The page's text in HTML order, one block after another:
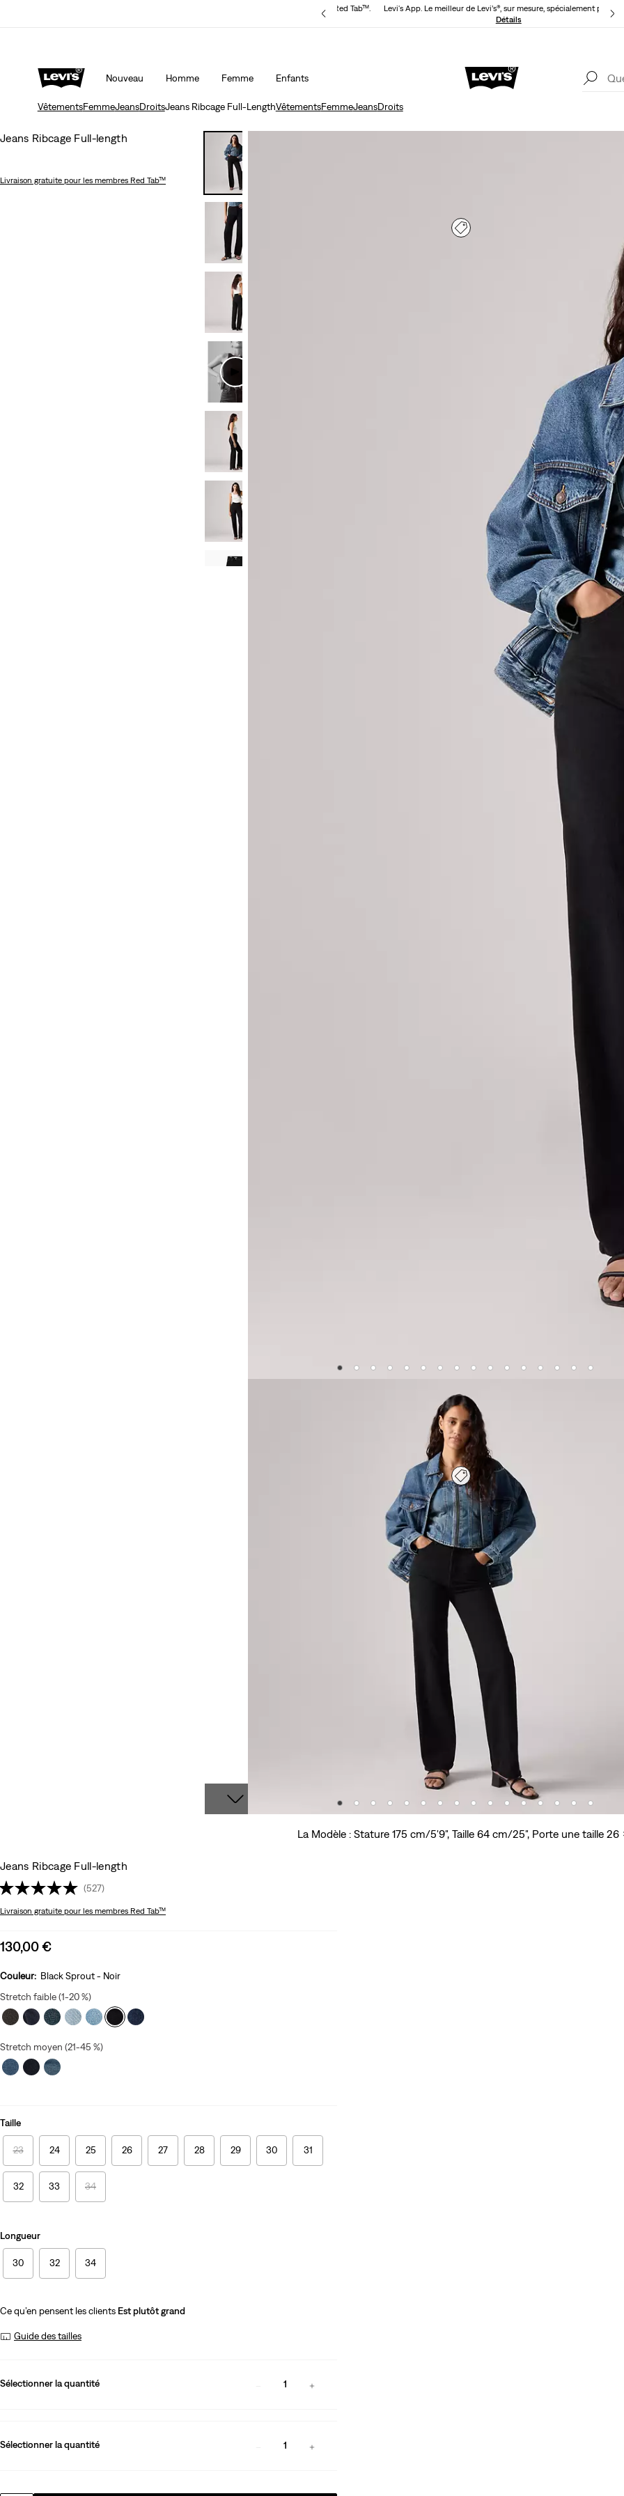
Livraison gratuite pour les membres du programme Levi’s® Red Tab™.
Levi's App. Le meilleur de Levi’s®, sur mesure, spécialement pour
Détails
Nouveau Homme Femme Enfants
Unidays: Les étudiants bénéficient de -20%
VêtementsFemmeJeansDroitsJeans Ribcage Full-LengthVêtementsFemmeJeansDroits
Jeans Ribcage Full-length
Livraison gratuite pour les membres Red Tab™
La Modèle : Stature 175 cm/5'9", Taille 64 cm/25", Porte une taille 26
Jeans Ribcage Full-length
(527)
Livraison gratuite pour les membres Red Tab™
Sale
is
130,00 €
Couleur: Black Sprout - Noir
Stretch faible (1-20 %)
Stretch moyen (21-45 %)
Taille
23 24 25 26 27 28 29 30 31
32 33 34
Longueur
30 32 34
Ce qu’en pensent les clients Est plutôt grand
Guide des tailles
Sélectionner la quantité 1
Sélectionner la quantité 1